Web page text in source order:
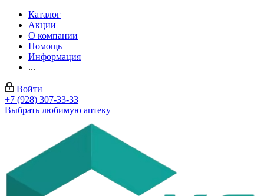
Каталог
Акции
О компании
Помощь
Информация
...
Войти
+7 (928) 307-33-33
Выбрать любимую аптеку